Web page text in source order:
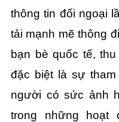
thông tin đối ngoại
tải mạnh mẽ thông
bạn bè quốc tế,
đặc biệt là sự
người có sức ảnh
trong những hoạt